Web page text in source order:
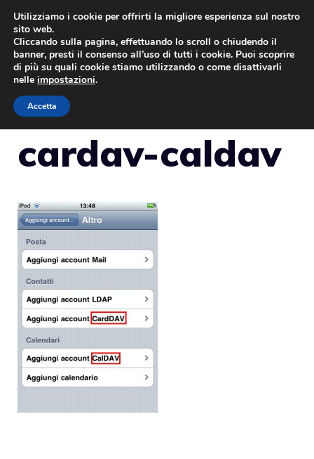
Vai
contenuto
cardav-caldav
Utilizziamo i cookie per offrirti la migliore esperienza sul nostro
sito web.
Cliccando sulla pagina, effettuando lo scroll o chiudendo il
banner, presti il consenso all’uso di tutti i cookie. Puoi scoprire
di più su quali cookie stiamo utilizzando o come disattivarli
nelle impostazioni.
Accetta